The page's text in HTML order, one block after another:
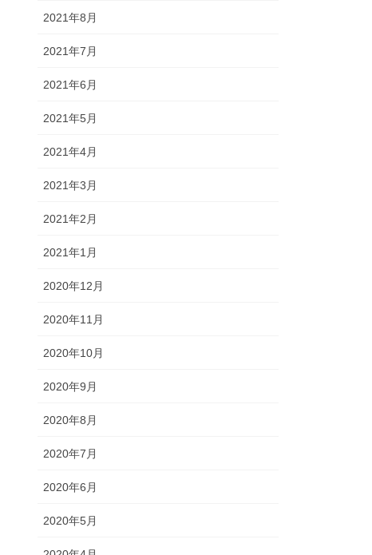
2021年8月
2021年7月
2021年6月
2021年5月
2021年4月
2021年3月
2021年2月
2021年1月
2020年12月
2020年11月
2020年10月
2020年9月
2020年8月
2020年7月
2020年6月
2020年5月